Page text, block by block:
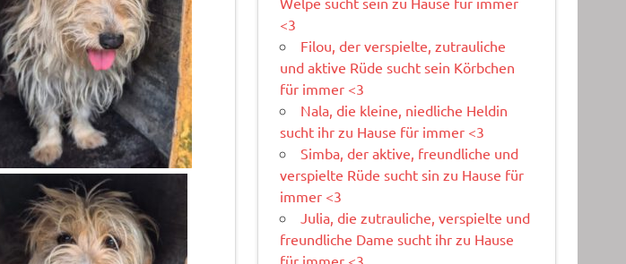
<3
Filou, der verspielte, zutrauliche
und aktive Rüde sucht sein Körbchen
für immer <3
Nala, die kleine, niedliche Heldin
sucht ihr zu Hause für immer <3
Simba, der aktive, freundliche und
verspielte Rüde sucht sin zu Hause für
immer <3
Julia, die zutrauliche, verspielte und
freundliche Dame sucht ihr zu Hause